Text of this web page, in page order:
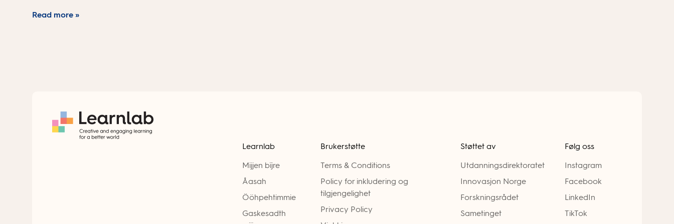
Read more »
Learnlab
Mijjen bïjre
Åasah
Ööhpehtimmie
Gaskesadth
Brukerstøtte
Terms & Conditions
Policy for inkludering og
tilgjengelighet
Privacy Policy
Støttet av
Utdanningsdirektoratet
Innovasjon Norge
Forskningsrådet
Sametinget
Følg oss
Instagram
Facebook
LinkedIn
TikTok